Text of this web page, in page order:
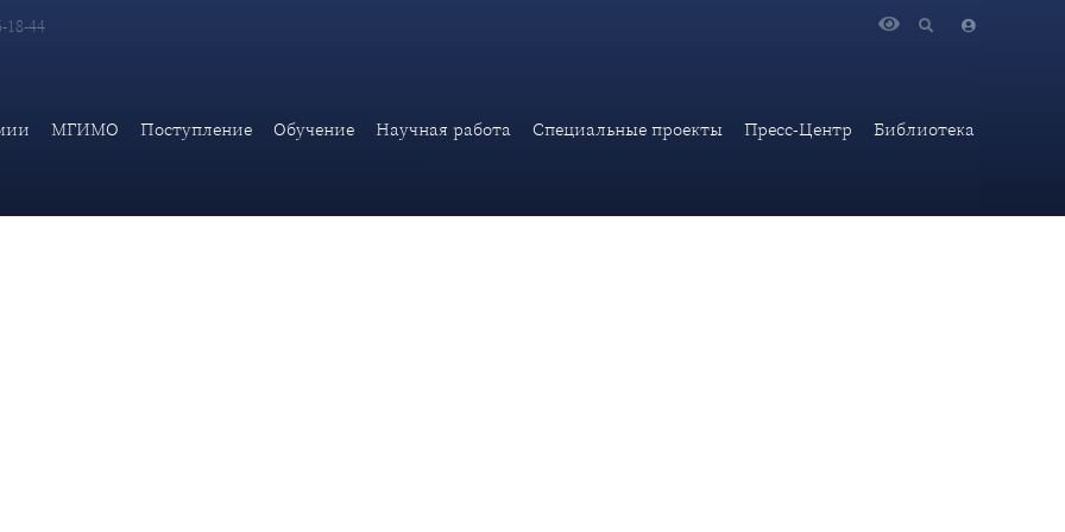
18-44
МГИМО Поступление Обучение Научная работа Специальные проекты Пресс-Центр Библиотека